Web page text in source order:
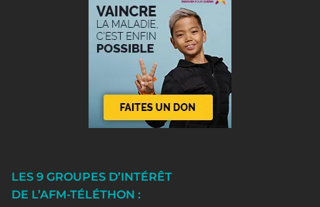
LES 9 GROUPES D’INTÉRÊT
DE L’AFM-TÉLÉTHON :